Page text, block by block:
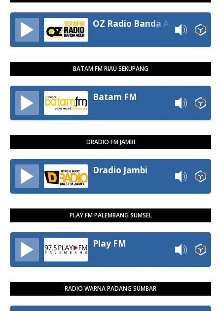
BATAM FM RIAU SEKUPANG
Batam FM
DRADIO FM JAMBI
Dradio Jambi
PLAY FM PALEMBANG SUMSEL
Play FM
RADIO WARNA PADANG SUMBAR